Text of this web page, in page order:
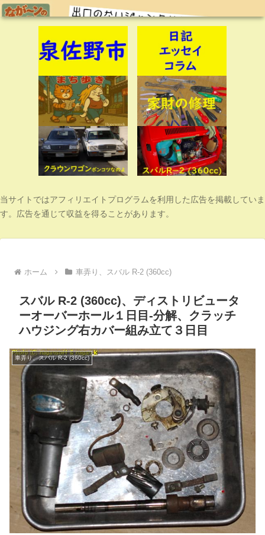
当サイトではアフィリエイトプログラムを利用した広告を掲載していま
す。広告を通じて収益を得ることがあります。
ホーム 車弄り、スバル R-2 (360cc)
スバル R-2 (360cc)、ディストリビュータ
ーオーバーホール１日目-分解、クラッチ
ハウジング右カバー組み立て３日目
車弄り、スバル R-2 (360cc)